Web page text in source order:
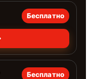
Бесплатно
Бесплатно